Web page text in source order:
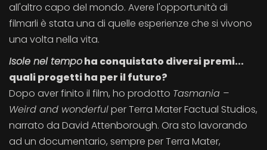
all'altro capo del mondo. Avere l'opportunità di
filmarli è stata una di quelle esperienze che si vivono
una volta nella vita.
Isole nel tempoha conquistato diversi premi...
quali progetti ha per il futuro?
Dopo aver finito il film, ho prodotto Tasmania –
Weird and wonderfulper Terra Mater Factual Studios,
narrato da David Attenborough. Ora sto lavorando
ad un documentario, sempre per Terra Mater,